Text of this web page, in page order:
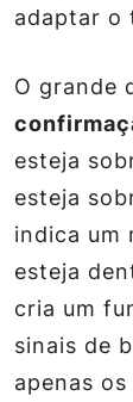
adaptar o
O grande
esteja
esteja
indica um
esteja
cria um
sinais de
apenas